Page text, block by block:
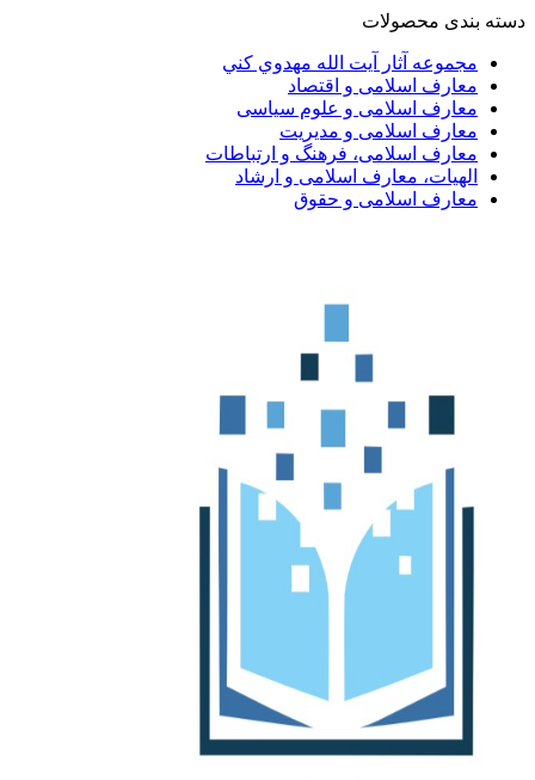
دسته بندی محصولات
مجموعه آثار آيت الله مهدوي كني
معارف اسلامی و اقتصاد
معارف اسلامی و علوم سیاسی
معارف اسلامی و مدیریت
معارف اسلامی، فرهنگ و ارتباطات
الهیات، معارف اسلامی و ارشاد
معارف اسلامی و حقوق